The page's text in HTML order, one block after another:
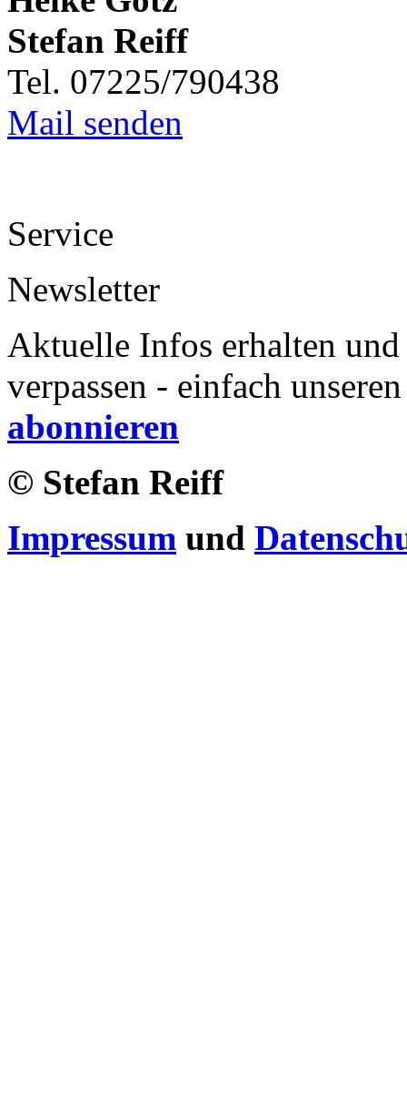
Stefan Reiff
Tel. 07225/790438
Mail senden
Service
Newsletter
Aktuelle Infos erhalten
verpassen - einfach
abonnieren
© Stefan Reiff
Impressum und